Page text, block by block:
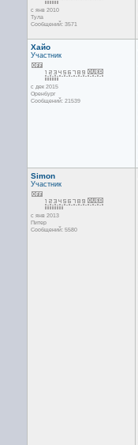
с янв 2010
Тула
Сообщений: 3571
Хайо
Участник
с дек 2015
Оренбург
Сообщений: 21539
Simon
Участник
с янв 2013
Питер
Сообщений: 5580